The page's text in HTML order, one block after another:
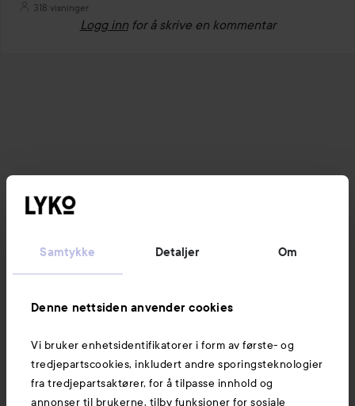
Samtykke Detaljer Om
Denne nettsiden anvender cookies
Vi bruker enhetsidentifikatorer i form av første- og
tredjepartscookies, inkludert andre sporingsteknologier
fra tredjepartsaktører, for å tilpasse innhold og
annonser til brukerne, tilby funksjoner for sosiale
318 visninger
Logg inn for å skrive en kommentar